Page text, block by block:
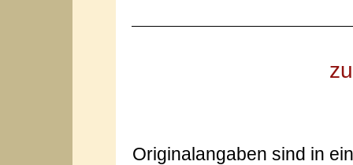
Originalangaben sind in